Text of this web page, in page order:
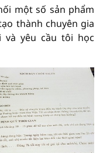
một số sản phẩm
thành chuyên gia
và yêu cầu tôi học